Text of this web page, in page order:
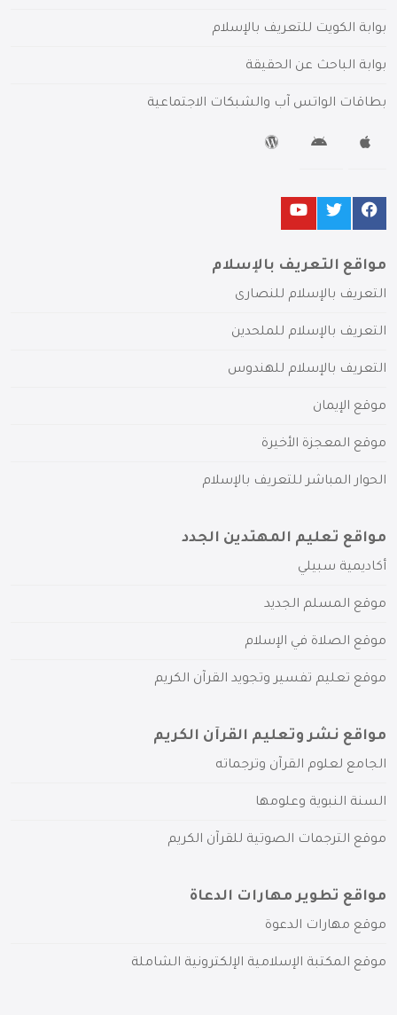
بوابة الكويت للتعريف بالإسلام
بوابة الباحث عن الحقيقة
بطاقات الواتس آب والشبكات الاجتماعية
مواقع التعريف بالإسلام
التعريف بالإسلام للنصارى
التعريف بالإسلام للملحدين
التعريف بالإسلام للهندوس
موقع الإيمان
موقع المعجزة الأخيرة
الحوار المباشر للتعريف بالإسلام
مواقع تعليم المهتدين الجدد
أكاديمية سبيلي
موقع المسلم الجديد
موقع الصلاة في الإسلام
موقع تعليم تفسير وتجويد القرآن الكريم
مواقع نشر وتعليم القرآن الكريم
الجامع لعلوم القرآن وترجماته
السنة النبوية وعلومها
موقع الترجمات الصوتية للقرآن الكريم
مواقع تطوير مهارات الدعاة
موقع مهارات الدعوة
موقع المكتبة الإسلامية الإلكترونية الشاملة